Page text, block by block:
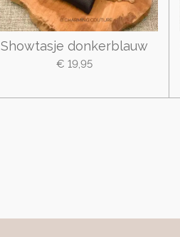
Showtasje donkerblauw
€ 19,95